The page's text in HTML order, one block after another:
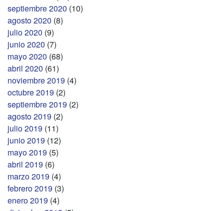
septiembre 2020 (10)
agosto 2020 (8)
julio 2020 (9)
junio 2020 (7)
mayo 2020 (68)
abril 2020 (61)
noviembre 2019 (4)
octubre 2019 (2)
septiembre 2019 (2)
agosto 2019 (2)
julio 2019 (11)
junio 2019 (12)
mayo 2019 (5)
abril 2019 (6)
marzo 2019 (4)
febrero 2019 (3)
enero 2019 (4)